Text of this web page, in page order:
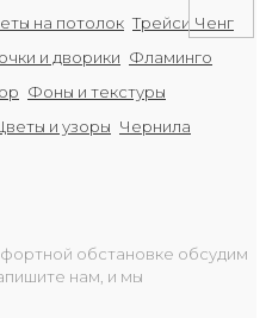
на потолок Трейси Ченг
и дворики Фламинго
Фоны и текстуры
и узоры Чернила
обстановке обсудим
нам, и мы